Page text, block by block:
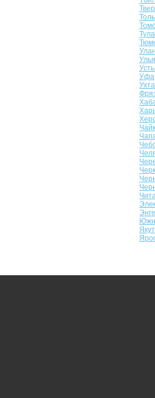
Тула
Уфа
Ухта